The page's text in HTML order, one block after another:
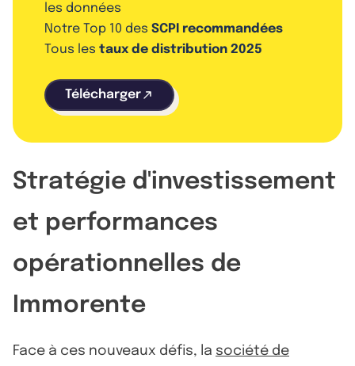
les données
Notre Top 10 des SCPI recommandées
Tous les taux de distribution 2025
Télécharger
Stratégie d'investissement
et performances
opérationnelles de
Immorente
Face à ces nouveaux défis, la société de